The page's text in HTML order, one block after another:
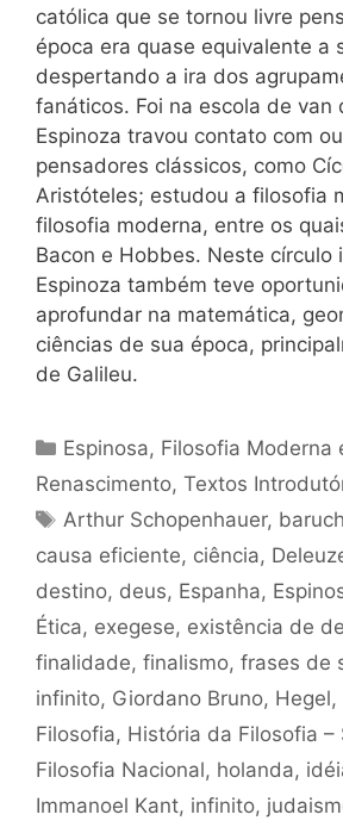
católica que se tornou livre
época era quase equivalente a
despertando a ira dos
fanáticos. Foi na escola de van
Espinoza travou contato com
pensadores clássicos, como
Aristóteles; estudou a filosofia
filosofia moderna, entre os
Bacon e Hobbes. Neste círculo
Espinoza também teve
aprofundar na matemática,
ciências de sua época,
de Galileu.
Categorias
Espinosa, Filosofia Moderna
Renascimento, Textos
Tags
Arthur Schopenhauer,
causa eficiente, ciência,
destino, deus, Espanha,
Ética, exegese, existência de
finalidade, finalismo, frases de
infinito, Giordano Bruno, Hegel,
Filosofia, História da Filosofia –
Filosofia Nacional, holanda,
Immanoel Kant, infinito,